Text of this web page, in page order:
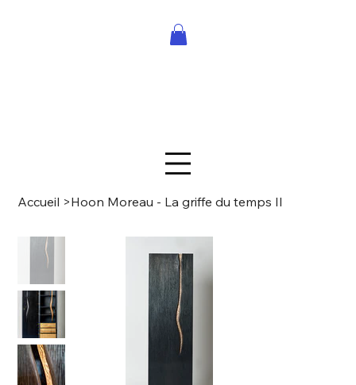
Accueil >Hoon Moreau - La griffe du temps II